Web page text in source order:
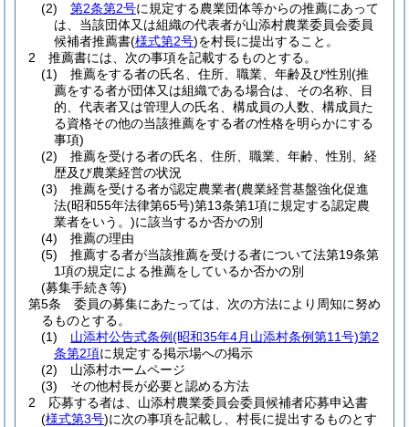
(2)
第2条第2号に規定する農業団体等からの推薦にあって
は、当該団体又は組織の代表者が山添村農業委員会委員
候補者推薦書(様式第2号)を村長に提出すること。
2
推薦書には、次の事項を記載するものとする。
(1)
推薦をする者の氏名、住所、職業、年齢及び性別(推
薦をする者が団体又は組織である場合は、その名称、目
的、代表者又は管理人の氏名、構成員の人数、構成員た
る資格その他の当該推薦をする者の性格を明らかにする
事項)
(2)
推薦を受ける者の氏名、住所、職業、年齢、性別、経
歴及び農業経営の状況
(3)
推薦を受ける者が認定農業者(農業経営基盤強化促進
法(昭和55年法律第65号)第13条第1項に規定する認定農
業者をいう。)に該当するか否かの別
(4)
推薦の理由
(5)
推薦する者が当該推薦を受ける者について法第19条第
1項の規定による推薦をしているか否かの別
(募集手続き等)
第5条
委員の募集にあたっては、次の方法により周知に努め
るものとする。
(1)
山添村公告式条例(昭和35年4月山添村条例第11号)第2
条第2項に規定する掲示場への掲示
(2)
山添村ホームページ
(3)
その他村長が必要と認める方法
2
応募する者は、山添村農業委員会委員候補者応募申込書
(様式第3号)に次の事項を記載し、村長に提出するものとす